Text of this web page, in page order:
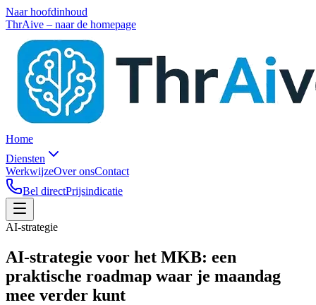
Naar hoofdinhoud
ThrAive – naar de homepage
Home
Diensten
WerkwijzeOver onsContact
Bel directPrijsindicatie
AI-strategie
AI-strategie voor het MKB: een
praktische roadmap waar je maandag
mee verder kunt